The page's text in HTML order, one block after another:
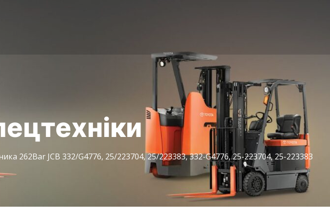
262Bar JCB 332/G4776, 25/223704, 25/223383, 332-G4776, 25-223704, 25-223383